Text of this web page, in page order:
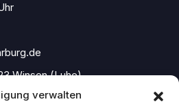
verwalten
Winsen (Luhe)